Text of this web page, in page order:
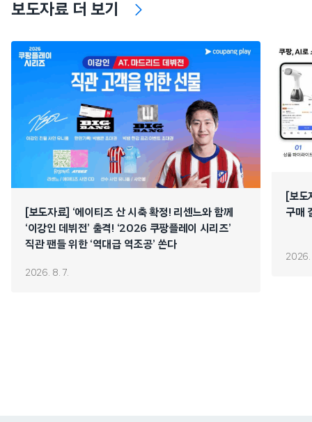
보도자료 더 보기
[보도자료] ‘에이티즈 산 시축 확정! 리센느와 함께
‘이강인 데뷔전’ 출격! ‘2026 쿠팡플레이 시리즈’
직관 팬들 위한 ‘역대급 역조공’ 쏜다
2026. 8. 7.
[보
구매
2026.